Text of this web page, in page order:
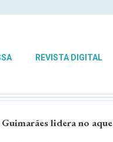
REVISTA DIGITAL
lidera no